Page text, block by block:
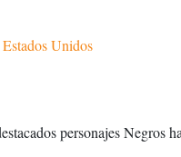
Unidos
personajes Negros